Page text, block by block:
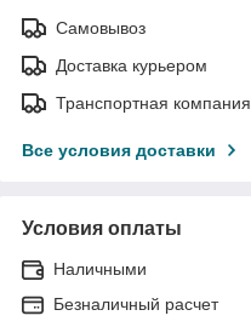
Самовывоз
Доставка курьером
Транспортная компания
Все условия доставки
Условия оплаты
Наличными
Безналичный расчет